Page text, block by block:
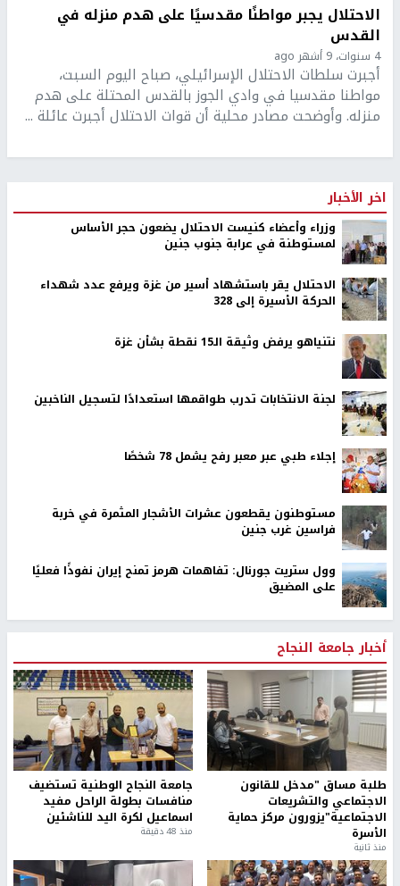
الاحتلال يجبر مواطنًا مقدسيًا على هدم منزله في
القدس
4 سنوات، 9 أشهر ago
أجبرت سلطات الاحتلال الإسرائيلي، صباح اليوم السبت،
مواطنا مقدسيا في وادي الجوز بالقدس المحتلة على هدم
منزله. وأوضحت مصادر محلية أن قوات الاحتلال أجبرت عائلة ...
اخر الأخبار
وزراء وأعضاء كنيست الاحتلال يضعون حجر الأساس
لمستوطنة في عرابة جنوب جنين
الاحتلال يقر باستشهاد أسير من غزة ويرفع عدد شهداء
الحركة الأسيرة إلى 328
نتنياهو يرفض وثيقة الـ15 نقطة بشأن غزة
لجنة الانتخابات تدرب طواقمها استعدادًا لتسجيل الناخبين
إجلاء طبي عبر معبر رفح يشمل 78 شخصًا
مستوطنون يقطعون عشرات الأشجار المثمرة في خربة
فراسين غرب جنين
وول ستريت جورنال: تفاهمات هرمز تمنح إيران نفوذًا فعليًا
على المضيق
أخبار جامعة النجاح
طلبة مساق "مدخل للقانون
الاجتماعي والتشريعات
الاجتماعية"يزورون مركز حماية
الأسرة
منذ ثانية
جامعة النجاح الوطنية تستضيف
منافسات بطولة الراحل مفيد
اسماعيل لكرة اليد للناشئين
منذ 48 دقيقة